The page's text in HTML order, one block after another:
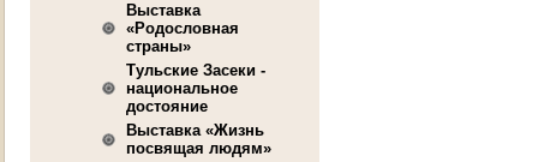
Выставка
«Родословная
страны»
Тульские Засеки -
национальное
достояние
Выставка «Жизнь
посвящая людям»